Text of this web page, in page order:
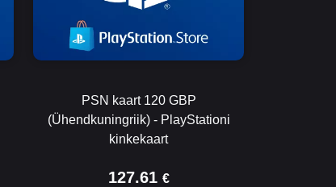
PSN kaart 120 GBP
(Ühendkuningriik) - PlayStationi
kinkekaart
127.61 €